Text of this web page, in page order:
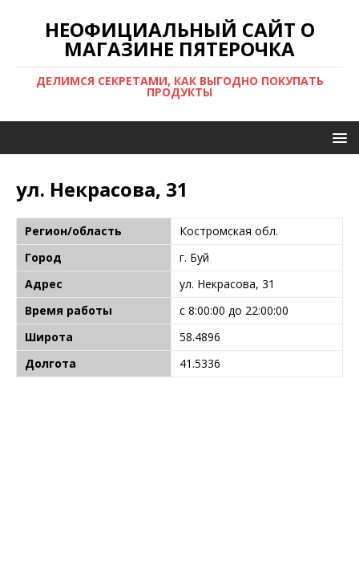
НЕОФИЦИАЛЬНЫЙ САЙТ О
МАГАЗИНЕ ПЯТЕРОЧКА
ДЕЛИМСЯ СЕКРЕТАМИ, КАК ВЫГОДНО ПОКУПАТЬ
ПРОДУКТЫ
ул. Некрасова, 31
Регион/область
Костромская обл.
Город
г. Буй
Адрес
ул. Некрасова, 31
Время работы
с 8:00:00 до 22:00:00
Широта
58.4896
Долгота
41.5336